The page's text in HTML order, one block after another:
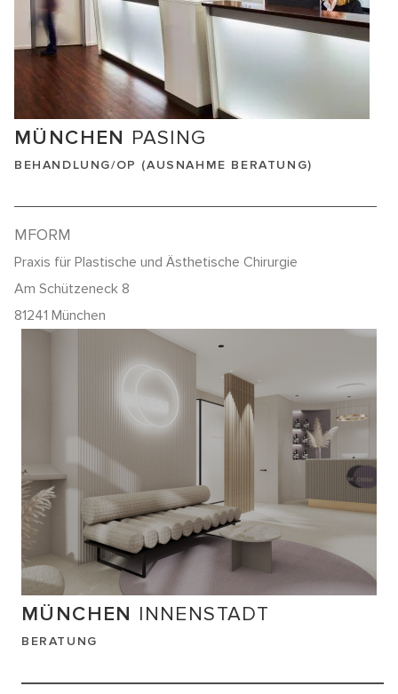
MÜNCHEN PASING
BEHANDLUNG/OP (AUSNAHME BERATUNG)
MFORM
Praxis für Plastische und Ästhetische Chirurgie
Am Schützeneck 8
81241 München
MÜNCHEN INNENSTADT
BERATUNG